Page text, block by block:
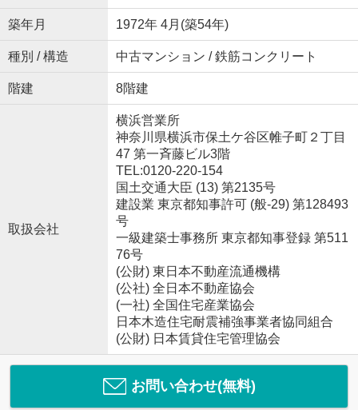
築年月 1972年 4月(築54年)
種別 / 構造 中古マンション / 鉄筋コンクリート
階建 8階建
取扱会社
横浜営業所
神奈川県横浜市保土ケ谷区帷子町２丁目
47 第一斉藤ビル3階
TEL:0120-220-154
国土交通大臣 (13) 第2135号
建設業 東京都知事許可 (般-29) 第128493
号
一級建築士事務所 東京都知事登録 第511
76号
(公財) 東日本不動産流通機構
(公社) 全日本不動産協会
(一社) 全国住宅産業協会
日本木造住宅耐震補強事業者協同組合
(公財) 日本賃貸住宅管理協会
お問い合わせ(無料)